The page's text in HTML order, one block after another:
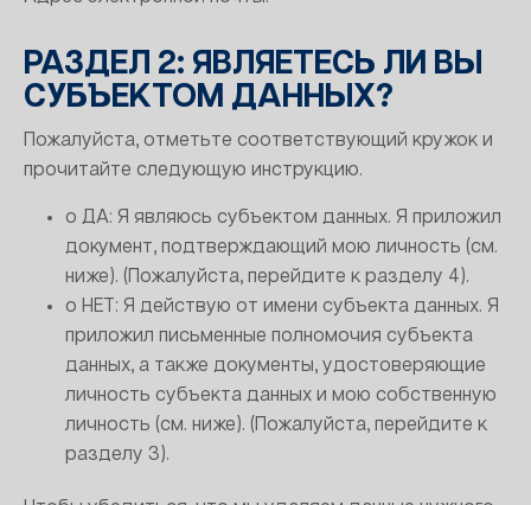
РАЗДЕЛ 2: ЯВЛЯЕТЕСЬ ЛИ ВЫ
СУБЪЕКТОМ ДАННЫХ?
Пожалуйста, отметьте соответствующий кружок и
прочитайте следующую инструкцию.
o ДА: Я являюсь субъектом данных. Я приложил
документ, подтверждающий мою личность (см.
ниже). (Пожалуйста, перейдите к разделу 4).
o НЕТ: Я действую от имени субъекта данных. Я
приложил письменные полномочия субъекта
данных, а также документы, удостоверяющие
личность субъекта данных и мою собственную
личность (см. ниже). (Пожалуйста, перейдите к
разделу 3).